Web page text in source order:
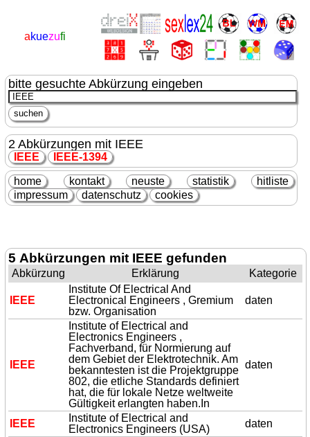
akuezufi
bitte gesuchte Abkürzung eingeben
2 Abkürzungen mit IEEE
IEEE IEEE-1394
home kontakt neuste statistik
hitliste
impressum
datenschutz cookies
5 Abkürzungen mit IEEE gefunden
Abkürzung Erklärung Kategorie
IEEE
Institute Of Electrical And
Electronical Engineers , Gremium
bzw. Organisation
daten
IEEE
Institute of Electrical and
Electronics Engineers ,
Fachverband, für Normierung auf
dem Gebiet der Elektrotechnik. Am
bekanntesten ist die Projektgruppe
802, die etliche Standards definiert
hat, die für lokale Netze weltweite
Gültigkeit erlangten haben.In
daten
IEEE
Institute of Electrical and
Electronics Engineers (USA)
daten